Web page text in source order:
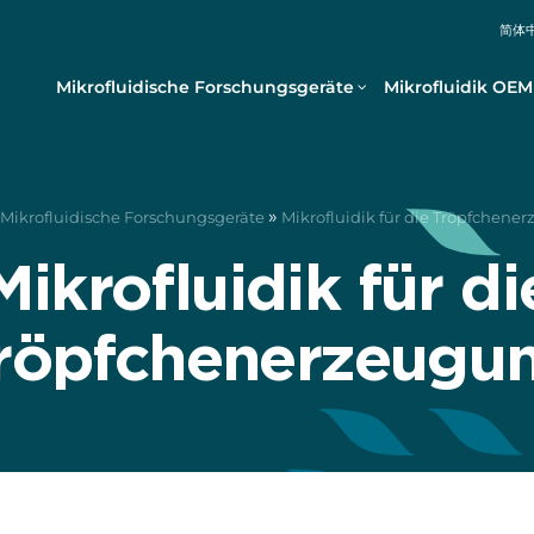
简体
Mikrofluidische Forschungsgeräte Mikrofluidik OEM
Mikrofluidische Forschungsgeräte » Mikrofluidik für die
für